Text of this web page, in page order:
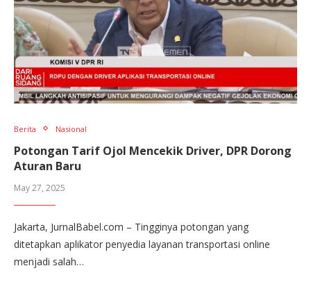
Berita Nasional
Potongan Tarif Ojol Mencekik Driver, DPR Dorong
Aturan Baru
May 27, 2025
Jakarta, JurnalBabel.com – Tingginya potongan yang
ditetapkan aplikator penyedia layanan transportasi online
menjadi salah…